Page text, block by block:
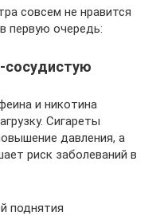
совсем не нравится
первую очередь:
сосудистую
и никотина
Сигареты
давления, а
риск заболеваний в
поднятия